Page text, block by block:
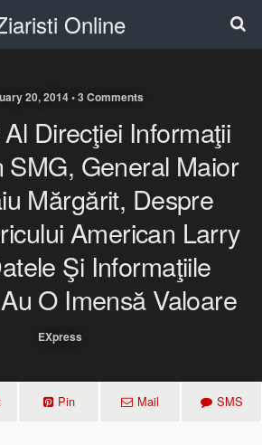
Online
20, 2014 • 3 Comments
Direcţiei Informaţii
SMG, General Maior
Mărgărit, Despre
American Larry
Şi Informaţiile
O Imensă Valoare
EXpress
Pin Mail SMS